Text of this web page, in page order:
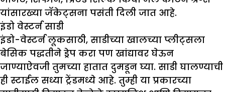
यांसारख्या जॅकेट्सना पसंती दिली जात आहे.
इंडो वेस्टर्न साडी
इंडो-वेस्टर्न लूकसाठी, साडीच्या खालच्या प्लीट्सला
बेसिक पद्धतीने ड्रेप करा पण खांद्यावर घेऊन
जाण्याऐवजी तुमच्या हातात दुमडून घ्या. साडी घालण्याची
ही स्टाईल सध्या ट्रेंडमध्ये आहे. तुम्ही या प्रकारच्या